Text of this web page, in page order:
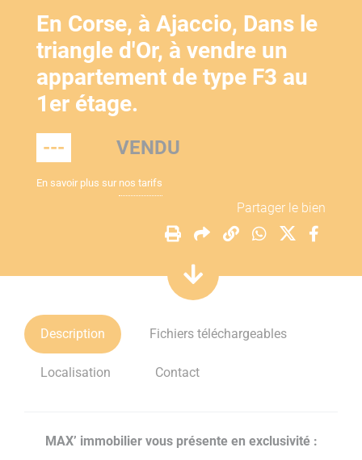
En Corse, à Ajaccio, Dans le
triangle d'Or, à vendre un
appartement de type F3 au
1er étage.
--- VENDU
En savoir plus sur nos tarifs
Partager le bien
Description Fichiers téléchargeables
Localisation Contact
MAX’ immobilier vous présente en exclusivité :